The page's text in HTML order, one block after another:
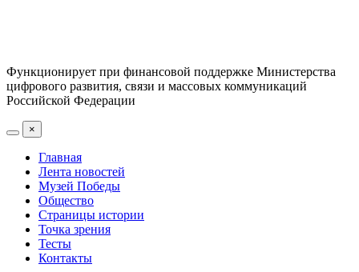
Функционирует при финансовой поддержке Министерства
цифрового развития, связи и массовых коммуникаций
Российской Федерации
×
Главная
Лента новостей
Музей Победы
Общество
Страницы истории
Точка зрения
Тесты
Контакты